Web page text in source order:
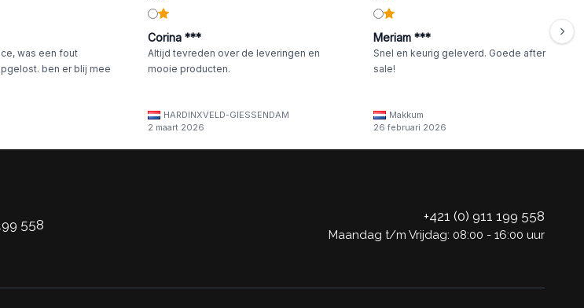
was een fout
ben er blij mee
Corina ***
Altijd tevreden over de leveringen en
mooie producten.
HARDINXVELD-GIESSENDAM
2 maart 2026
Meriam ***
Snel en keurig geleverd. Goede after
sale!
Makkum
26 februari 2026
558
+421 (0) 911 199 558
Maandag t/m Vrijdag: 08:00 - 16:00 uur